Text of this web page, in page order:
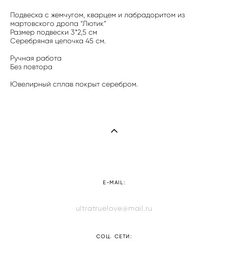
Подвеска с жемчугом, кварцем и лабрадоритом из
мартовского дропа “Лютик”
Размер подвески 3*2,5 см
Серебряная цепочка 45 см.
Ручная работа
Без повтора
​Ювелирный сплав покрыт серебром.
E-MAIL:
ultratruelove@mail.ru
СОЦ. СЕТИ: